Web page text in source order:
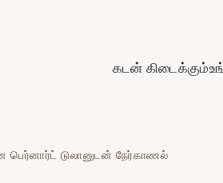
கடன் கிடைக்கும்
பெர்னார்ட் டுலானுடன் நேர்காணல்